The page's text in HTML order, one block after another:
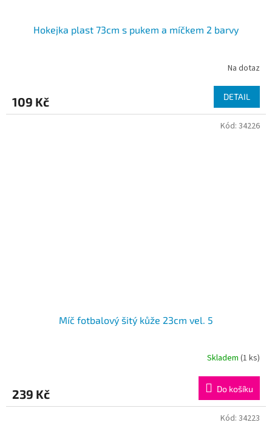
Hokejka plast 73cm s pukem a míčkem 2 barvy
Na dotaz
109 Kč DETAIL
Míč fotbalový šitý kůže 23cm vel. 5
Skladem (1 ks)
239 Kč Do košíku
Kód: 34226
Kód: 34223